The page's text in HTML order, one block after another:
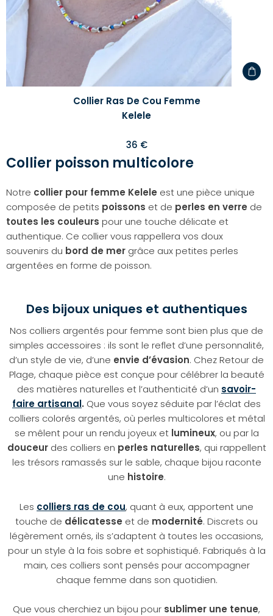
Collier poisson multicolore
Notre collier pour femme Kelele est une pièce unique
composée de petits poissons et de perles en verre de
toutes les couleurs pour une touche délicate et
authentique. Ce collier vous rappellera vos doux
souvenirs du bord de mer grâce aux petites perles
argentées en forme de poisson.
Collier Ras De Cou Femme
Kelele
36 €
Des bijoux uniques et authentiques
Nos colliers argentés pour femme sont bien plus que de
simples accessoires : ils sont le reflet d’une personnalité,
d’un style de vie, d’une envie d’évasion. Chez Retour de
Plage, chaque pièce est conçue pour célébrer la beauté
des matières naturelles et l’authenticité d’un savoir-
faire artisanal. Que vous soyez séduite par l’éclat des
colliers colorés argentés, où perles multicolores et métal
se mêlent pour un rendu joyeux et lumineux, ou par la
douceurdes colliers en perles naturelles, qui rappellent
les trésors ramassés sur le sable, chaque bijou raconte
une histoire.
Les colliers ras de cou, quant à eux, apportent une
touche de délicatesse et de modernité. Discrets ou
légèrement ornés, ils s’adaptent à toutes les occasions,
pour un style à la fois sobre et sophistiqué. Fabriqués à la
main, ces colliers sont pensés pour accompagner
chaque femme dans son quotidien.
Que vous cherchiez un bijou pour sublimer une tenue,